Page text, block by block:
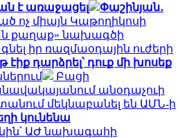
է առաջացել
Փաշինյան․
ոչ միայն Կաթողիկոսի
քաղաք» նախագծի
իր ռազմաօդային ուժերի
դարձրել՝ դուք մի խոսեք
Բացի
անօդաչուի
մեկնաբանել են ԱՄՆ-ի
կունենա
ԱԺ նախագահի